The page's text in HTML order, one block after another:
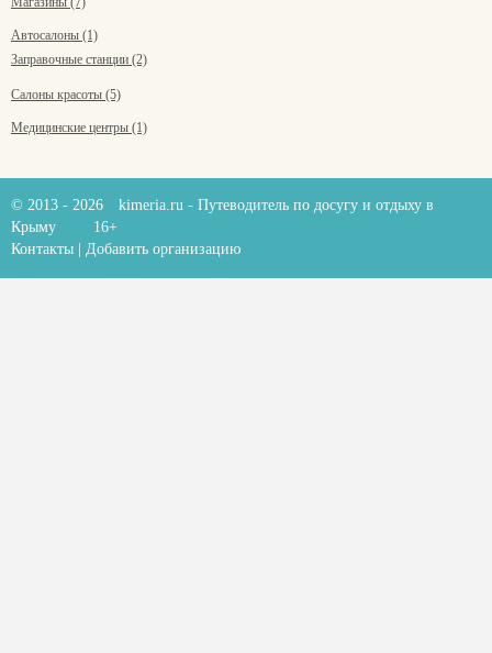
Автосалоны (1)
Заправочные станции (2)
Салоны красоты (5)
Медицинские центры (1)
© 2013 - 2026 kimeria.ru - Путеводитель по досугу и отдыху в
Крыму
16+
Контакты
Добавить организацию